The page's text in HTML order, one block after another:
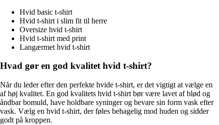
Hvid basic t-shirt
Hvid t-shirt i slim fit til herre
Oversize hvid t-shirt
Hvid t-shirt med print
Langærmet hvid t-shirt
Hvad gør en god kvalitet hvid t-shirt?
Når du leder efter den perfekte hvide t-shirt, er det vigtigt at vælge en
af høj kvalitet. En god kvalitets hvid t-shirt bør være lavet af blød og
åndbar bomuld, have holdbare syninger og bevare sin form vask efter
vask. Vælg en hvid t-shirt, der føles behagelig mod huden og sidder
godt på kroppen.